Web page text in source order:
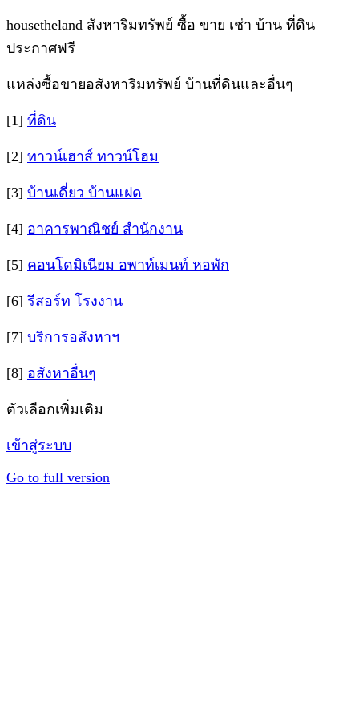
housetheland สังหาริมทรัพย์ ซื้อ ขาย เช่า บ้าน ที่ดิน
ประกาศฟรี
แหล่งซื้อขายอสังหาริมทรัพย์ บ้านที่ดินและอื่นๆ
[1] ที่ดิน
[2] ทาวน์เฮาส์ ทาวน์โฮม
[3] บ้านเดี่ยว บ้านแฝด
[4] อาคารพาณิชย์ สำนักงาน
[5] คอนโดมิเนียม อพาท์เมนท์ หอพัก
[6] รีสอร์ท โรงงาน
[7] บริการอสังหาฯ
[8] อสังหาอื่นๆ
ตัวเลือกเพิ่มเติม
เข้าสู่ระบบ
Go to full version